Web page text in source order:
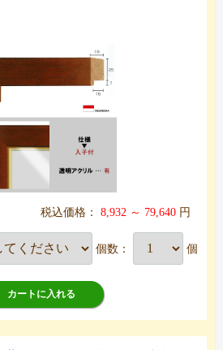
税込価格： 8,932 ～ 79,640 円
個数： 個
カートに入れる